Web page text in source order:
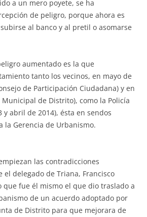
a un mero poyete, se ha
de peligro, porque ahora es
al banco y al pretil o asomarse
aumentado es la que
tanto los vecinos, en mayo de
de Participación Ciudadana) y en
Municipal de Distrito), como la Policía
y abril de 2014), ésta en sendos
la Gerencia de Urbanismo.
las contradicciones
delegado de Triana, Francisco
que fue él mismo el que dio traslado a
de un acuerdo adoptado por
de Distrito para que mejorara de